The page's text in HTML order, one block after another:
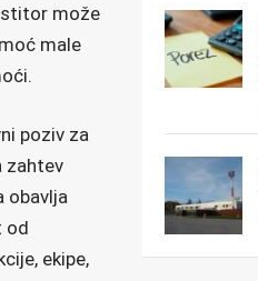
može
male
poziv za
zahtev
obavlja
od
ekipe,